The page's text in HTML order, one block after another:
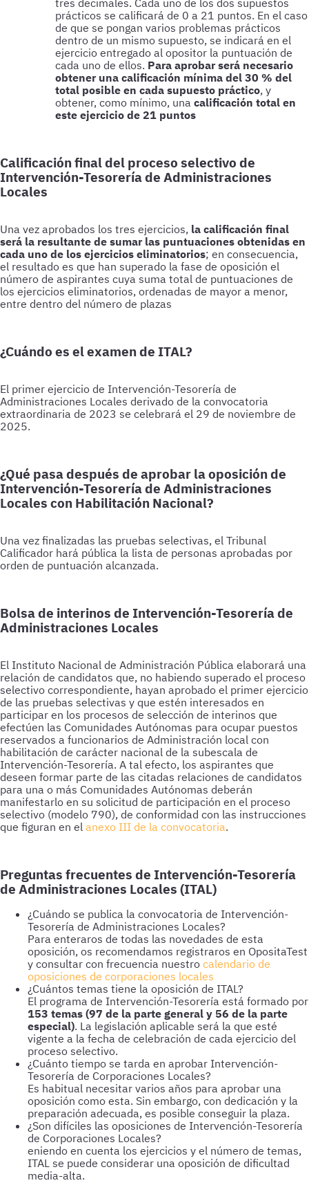
tres decimales. Cada uno de los dos supuestos
prácticos se calificará de 0 a 21 puntos. En el caso
de que se pongan varios problemas prácticos
dentro de un mismo supuesto, se indicará en el
ejercicio entregado al opositor la puntuación de
cada uno de ellos. Para aprobar será necesario
obtener una calificación mínima del 30 % del
total posible en cada supuesto práctico, y
obtener, como mínimo, una calificación total en
este ejercicio de 21 puntos
Calificación final del proceso selectivo de
Intervención-Tesorería de Administraciones
Locales
Una vez aprobados los tres ejercicios, la calificación final
será la resultante de sumar las puntuaciones obtenidas en
cada uno de los ejercicios eliminatorios; en consecuencia,
el resultado es que han superado la fase de oposición el
número de aspirantes cuya suma total de puntuaciones de
los ejercicios eliminatorios, ordenadas de mayor a menor,
entre dentro del número de plazas
¿Cuándo es el examen de ITAL?
El primer ejercicio de Intervención-Tesorería de
Administraciones Locales derivado de la convocatoria
extraordinaria de 2023 se celebrará el 29 de noviembre de
2025.
¿Qué pasa después de aprobar la oposición de
Intervención-Tesorería de Administraciones
Locales con Habilitación Nacional?
Una vez finalizadas las pruebas selectivas, el Tribunal
Calificador hará pública la lista de personas aprobadas por
orden de puntuación alcanzada.
Bolsa de interinos de Intervención-Tesorería de
Administraciones Locales
El Instituto Nacional de Administración Pública elaborará una
relación de candidatos que, no habiendo superado el proceso
selectivo correspondiente, hayan aprobado el primer ejercicio
de las pruebas selectivas y que estén interesados en
participar en los procesos de selección de interinos que
efectúen las Comunidades Autónomas para ocupar puestos
reservados a funcionarios de Administración local con
habilitación de carácter nacional de la subescala de
Intervención-Tesorería. A tal efecto, los aspirantes que
deseen formar parte de las citadas relaciones de candidatos
para una o más Comunidades Autónomas deberán
manifestarlo en su solicitud de participación en el proceso
selectivo (modelo 790), de conformidad con las instrucciones
que figuran en el anexo III de la convocatoria.
Preguntas frecuentes de Intervención-Tesorería
de Administraciones Locales (ITAL)
¿Cuándo se publica la convocatoria de Intervención-
Tesorería de Administraciones Locales?
Para enteraros de todas las novedades de esta
oposición, os recomendamos registraros en OpositaTest
y consultar con frecuencia nuestro calendario de
oposiciones de corporaciones locales
¿Cuántos temas tiene la oposición de ITAL?
El programa de Intervención-Tesorería está formado por
153 temas (97 de la parte general y 56 de la parte
especial). La legislación aplicable será la que esté
vigente a la fecha de celebración de cada ejercicio del
proceso selectivo.
¿Cuánto tiempo se tarda en aprobar Intervención-
Tesorería de Corporaciones Locales?
Es habitual necesitar varios años para aprobar una
oposición como esta. Sin embargo, con dedicación y la
preparación adecuada, es posible conseguir la plaza.
¿Son difíciles las oposiciones de Intervención-Tesorería
de Corporaciones Locales?
eniendo en cuenta los ejercicios y el número de temas,
ITAL se puede considerar una oposición de dificultad
media-alta.